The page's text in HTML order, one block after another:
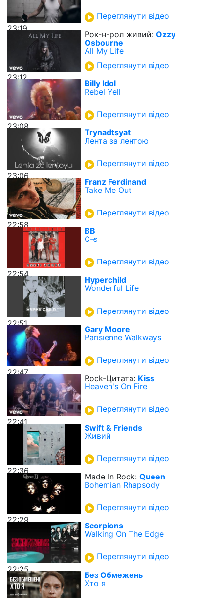
23:19
Переглянути відео
23:12
Рок-н-рол живий: Ozzy
Osbourne
All My Life
Переглянути відео
23:08
Billy Idol
Rebel Yell
Переглянути відео
23:06
Trynadtsyat
Лента за лентою
Переглянути відео
22:58
Franz Ferdinand
Take Me Out
Переглянути відео
22:54
ВВ
Є-є
Переглянути відео
22:51
Hyperchild
Wonderful Life
Переглянути відео
22:47
Gary Moore
Parisienne Walkways
Переглянути відео
22:41
Rock-Цитата: Kiss
Heaven's On Fire
Переглянути відео
22:36
Swift & Friends
Живий
Переглянути відео
22:29
Made In Rock: Queen
Bohemian Rhapsody
Переглянути відео
22:25
Scorpions
Walking On The Edge
Переглянути відео
Без Обмежень
Хто я